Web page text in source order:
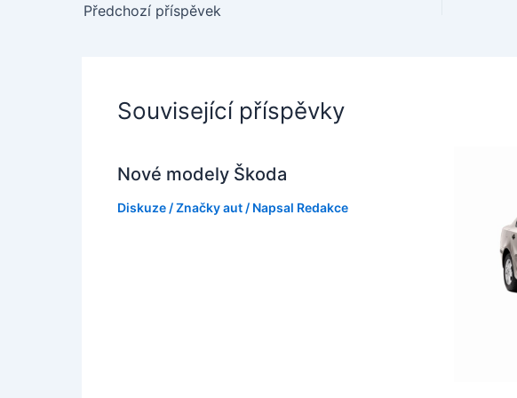
Předchozí příspěvek
Související příspěvky
Nové modely Škoda
Diskuze /Značky aut / Napsal Redakce